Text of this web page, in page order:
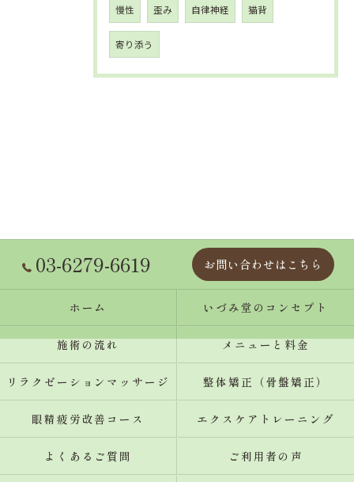
慢性 歪み 自律神経 猫背
寄り添う
03-6279-6619 お問い合わせはこちら
ホーム いづみ堂のコンセプト
施術の流れ メニューと料金
リラクゼーションマッサージ 整体矯正（骨盤矯正）
眼精疲労改善コース エクスケアトレーニング
よくあるご質問 ご利用者の声